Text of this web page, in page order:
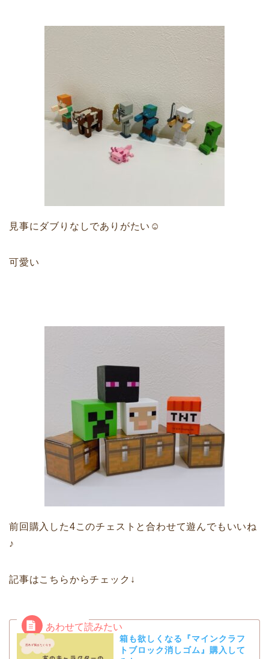
見事にダブりなしでありがたい☺
可愛い
前回購入した4このチェストと合わせて遊んでもいいね
♪
記事はこちらからチェック↓
箱も欲しくなる『マインクラフ
トブロック消しゴム』購入して